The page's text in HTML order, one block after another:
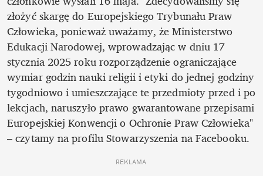
złożyć skargę do Europejskiego Trybunału Praw
Człowieka, ponieważ uważamy, że Ministerstwo
Edukacji Narodowej, wprowadzając w dniu 17
stycznia 2025 roku rozporządzenie ograniczające
wymiar godzin nauki religii i etyki do jednej godziny
tygodniowo i umieszczające te przedmioty przed i po
lekcjach, naruszyło prawo gwarantowane przepisami
Europejskiej Konwencji o Ochronie Praw Człowieka"
– czytamy na profilu Stowarzyszenia na Facebooku.
REKLAMA